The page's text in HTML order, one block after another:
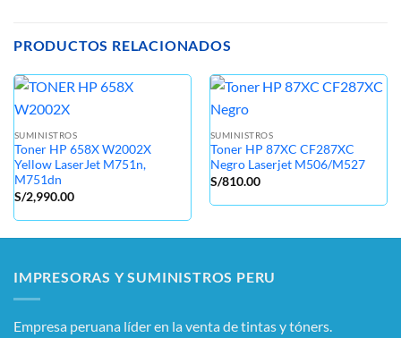
PRODUCTOS RELACIONADOS
SUMINISTROS
Toner HP 658X W2002X
Yellow LaserJet M751n,
M751dn
S/2,990.00
SUMINISTROS
Toner HP 87XC CF287XC
Negro Laserjet M506/M527
S/810.00
IMPRESORAS Y SUMINISTROS PERU
Empresa peruana líder en la venta de tintas y tóners.